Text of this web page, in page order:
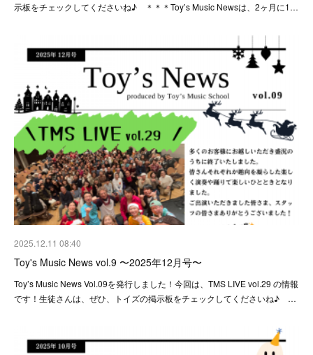
示板をチェックしてくださいね♪ ＊＊＊Toy’s Music Newsは、2ヶ月に1…
2025.12.11 08:40
Toy's Music News vol.9 〜2025年12月号〜
Toy’s Music News Vol.09を発行しました！今回は、TMS LIVE vol.29 の情報
です！生徒さんは、ぜひ、トイズの掲示板をチェックしてくださいね♪ …